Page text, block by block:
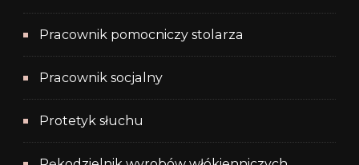
Pracownik pomocniczy stolarza
Pracownik socjalny
Protetyk słuchu